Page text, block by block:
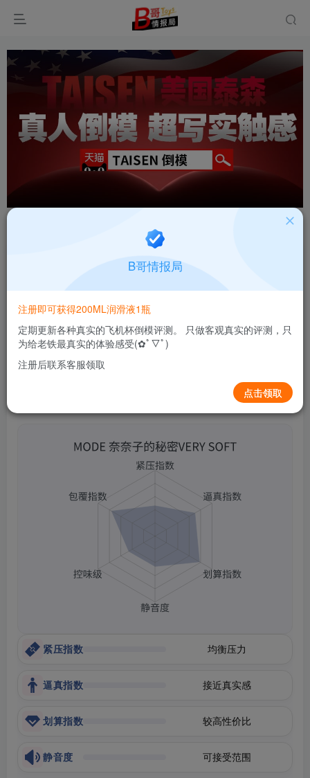
正文
日本MODE奈奈子的秘密VERYSOFT超柔慢玩名
B哥情报局-产品指南针
2个月前更新
0 248 14
MODE 奈奈子的秘密VERY SOFT
紧压指数 均衡压力
逼真指数 接近真实感
划算指数 较高性价比
静音度 可接受范围
B哥情报局
注册即可获得200ML润滑液1瓶
定期更新各种真实的飞机杯倒模评测。 只做客观真实的评测，只
为给老铁最真实的体验感受(✿ﾟ▽ﾟ)
注册后联系客服领取
点击领取